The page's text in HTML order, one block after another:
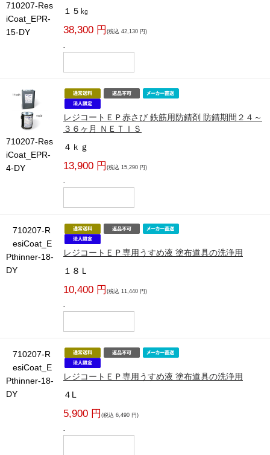
710207-Res
iCoat_EPR-
15-DY
１５㎏
38,300 円 (税込 42,130 円)
-
710207-Res
iCoat_EPR-
4-DY
レジコートＥＰ赤さび 鉄筋用防錆剤 防錆期間２４～
３６ヶ月 ＮＥＴＩＳ
４ｋｇ
13,900 円 (税込 15,290 円)
-
710207-R
esiCoat_E
Pthinner-18-
DY
レジコートＥＰ専用うすめ液 塗布道具の洗浄用
１８Ｌ
10,400 円 (税込 11,440 円)
-
710207-R
esiCoat_E
Pthinner-18-
DY
レジコートＥＰ専用うすめ液 塗布道具の洗浄用
４L
5,900 円 (税込 6,490 円)
-